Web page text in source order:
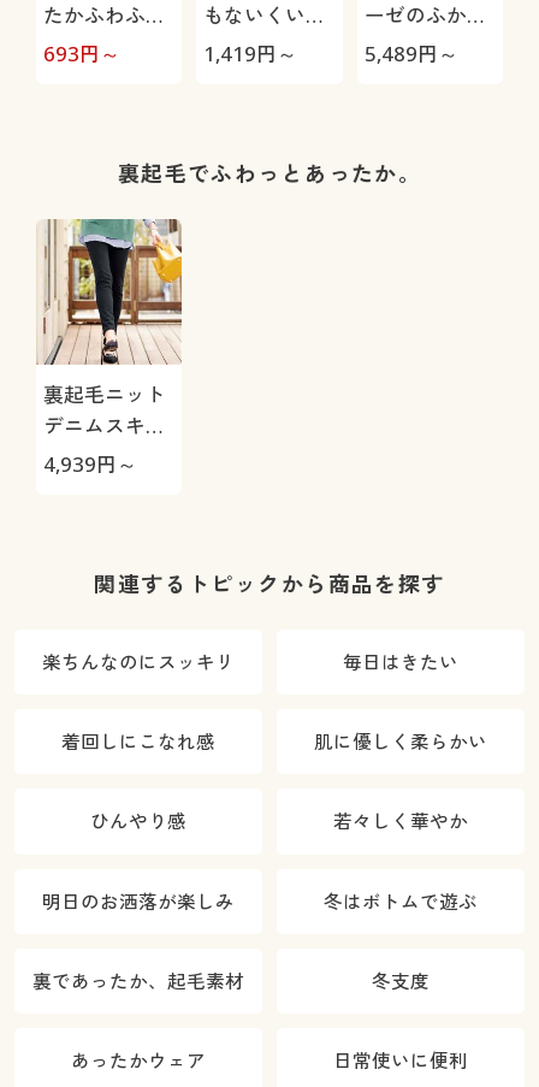
たかふわふわ
裏起毛靴下
693円～
もないくい込
みにくいショ
1,419円～
ーゼのふかふ
かシャツパジ
5,489円～
裏起毛でふわっとあったか。
裏起毛ニット
デニムスキニ
ーパンツ(スマ
チ・UVカッ
4,939円～
関連するトピックから商品を探す
楽ちんなのにスッキリ 毎日はきたい
着回しにこなれ感 肌に優しく柔らかい
ひんやり感 若々しく華やか
明日のお洒落が楽しみ 冬はボトムで遊ぶ
裏であったか、起毛素材 冬支度
あったかウェア 日常使いに便利